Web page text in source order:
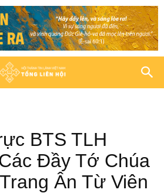
BTS TLH
Đầy Tớ Chúa
Ân Từ Viên